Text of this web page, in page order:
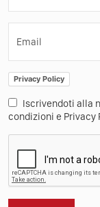
Email
Privacy Policy
Iscrivendoti alla
condizioni e Privacy